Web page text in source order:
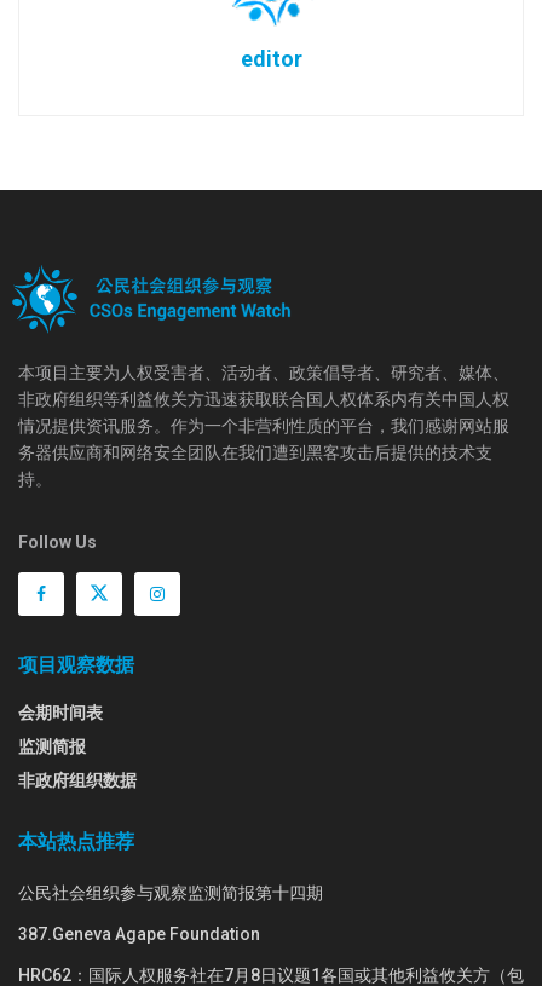
editor
本项目主要为人权受害者、活动者、政策倡导者、研究者、媒体、
非政府组织等利益攸关方迅速获取联合国人权体系内有关中国人权
情况提供资讯服务。作为一个非营利性质的平台，我们感谢网站服
务器供应商和网络安全团队在我们遭到黑客攻击后提供的技术支
持。
Follow Us
项目观察数据
会期时间表
监测简报
非政府组织数据
本站热点推荐
公民社会组织参与观察监测简报第十四期
387.Geneva Agape Foundation
HRC62：国际人权服务社在7月8日议题1各国或其他利益攸关方（包